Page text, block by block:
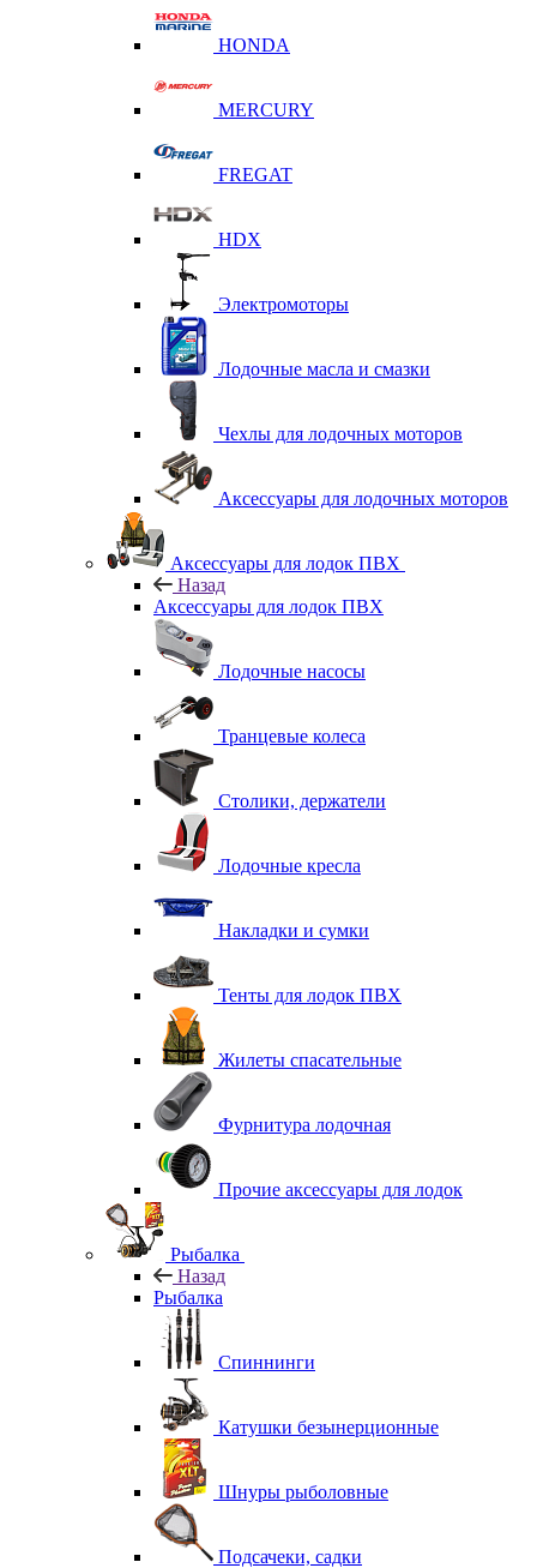
HONDA
MERCURY
FREGAT
HDX
Электромоторы
Лодочные масла и смазки
Чехлы для лодочных моторов
Аксессуары для лодочных моторов
Аксессуары для лодок ПВХ
Назад
Аксессуары для лодок ПВХ
Лодочные насосы
Транцевые колеса
Столики, держатели
Лодочные кресла
Накладки и сумки
Тенты для лодок ПВХ
Жилеты спасательные
Фурнитура лодочная
Прочие аксессуары для лодок
Рыбалка
Назад
Рыбалка
Спиннинги
Катушки безынерционные
Шнуры рыболовные
Подсачеки, садки